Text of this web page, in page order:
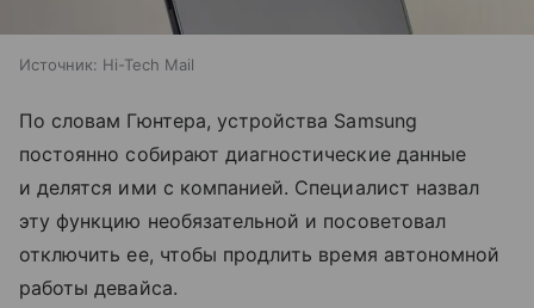
Источник: Hi-Tech Mail
По словам Гюнтера, устройства Samsung
постоянно собирают диагностические данные
и делятся ими с компанией. Специалист назвал
эту функцию необязательной и посоветовал
отключить ее, чтобы продлить время автономной
работы девайса.